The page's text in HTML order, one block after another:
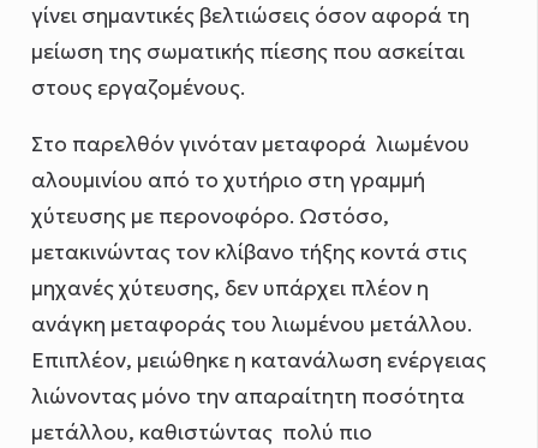
γίνει σημαντικές βελτιώσεις όσον αφορά τη
μείωση της σωματικής πίεσης που ασκείται
στους εργαζομένους.
Στο παρελθόν γινόταν μεταφορά λιωμένου
αλουμινίου από το χυτήριο στη γραμμή
χύτευσης με περονοφόρο. Ωστόσο,
μετακινώντας τον κλίβανο τήξης κοντά στις
μηχανές χύτευσης, δεν υπάρχει πλέον η
ανάγκη μεταφοράς του λιωμένου μετάλλου.
Επιπλέον, μειώθηκε η κατανάλωση ενέργειας
λιώνοντας μόνο την απαραίτητη ποσότητα
μετάλλου, καθιστώντας πολύ πιο